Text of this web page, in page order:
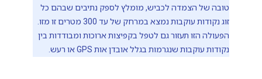
טובה של הצמדה לכביש, מומלץ לספק נתיבים שבהם כל
זוג נקודות עוקבות נמצא במרחק של עד 300 מטרים זו מזו.
הפעולה הזו תעזור גם לטפל בקפיצות ארוכות ומבודדות בין
נקודות עוקבות שנגרמות בגלל אובדן אות GPS או רעש.